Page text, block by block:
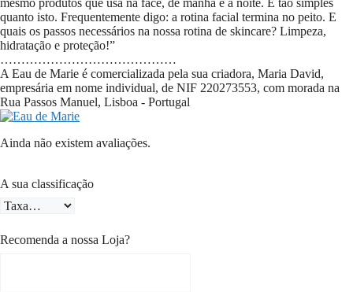
quanto isto. Frequentemente digo: a rotina facial termina no peito. E
quais os passos necessários na nossa rotina de skincare? Limpeza,
hidratação e proteção!”
……………………………………
A Eau de Marie é comercializada pela sua criadora, Maria David,
empresária em nome individual, de NIF 220273553, com morada na
Rua Passos Manuel, Lisboa - Portugal
Ainda não existem avaliações.
A sua classificação
Recomenda a nossa Loja?